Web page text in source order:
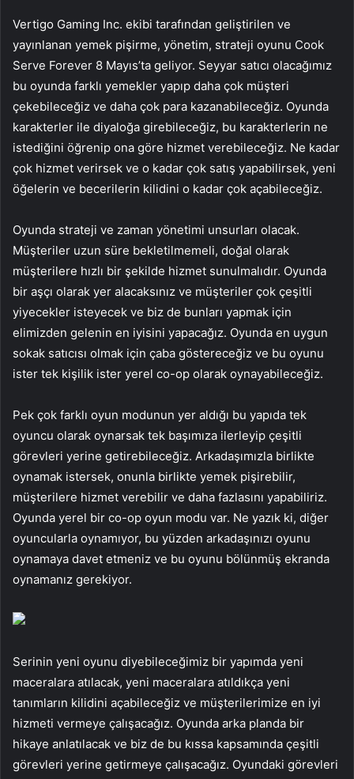
Vertigo Gaming Inc. ekibi tarafından geliştirilen ve
yayınlanan yemek pişirme, yönetim, strateji oyunu Cook
Serve Forever 8 Mayıs’ta geliyor. Seyyar satıcı olacağımız
bu oyunda farklı yemekler yapıp daha çok müşteri
çekebileceğiz ve daha çok para kazanabileceğiz. Oyunda
karakterler ile diyaloğa girebileceğiz, bu karakterlerin ne
istediğini öğrenip ona göre hizmet verebileceğiz. Ne kadar
çok hizmet verirsek ve o kadar çok satış yapabilirsek, yeni
öğelerin ve becerilerin kilidini o kadar çok açabileceğiz.
Oyunda strateji ve zaman yönetimi unsurları olacak.
Müşteriler uzun süre bekletilmemeli, doğal olarak
müşterilere hızlı bir şekilde hizmet sunulmalıdır. Oyunda
bir aşçı olarak yer alacaksınız ve müşteriler çok çeşitli
yiyecekler isteyecek ve biz de bunları yapmak için
elimizden gelenin en iyisini yapacağız. Oyunda en uygun
sokak satıcısı olmak için çaba göstereceğiz ve bu oyunu
ister tek kişilik ister yerel co-op olarak oynayabileceğiz.
Pek çok farklı oyun modunun yer aldığı bu yapıda tek
oyuncu olarak oynarsak tek başımıza ilerleyip çeşitli
görevleri yerine getirebileceğiz. Arkadaşımızla birlikte
oynamak istersek, onunla birlikte yemek pişirebilir,
müşterilere hizmet verebilir ve daha fazlasını yapabiliriz.
Oyunda yerel bir co-op oyun modu var. Ne yazık ki, diğer
oyuncularla oynamıyor, bu yüzden arkadaşınızı oyunu
oynamaya davet etmeniz ve bu oyunu bölünmüş ekranda
oynamanız gerekiyor.
Serinin yeni oyunu diyebileceğimiz bir yapımda yeni
maceralara atılacak, yeni maceralara atıldıkça yeni
tanımların kilidini açabileceğiz ve müşterilerimize en iyi
hizmeti vermeye çalışacağız. Oyunda arka planda bir
hikaye anlatılacak ve biz de bu kıssa kapsamında çeşitli
görevleri yerine getirmeye çalışacağız. Oyundaki görevleri